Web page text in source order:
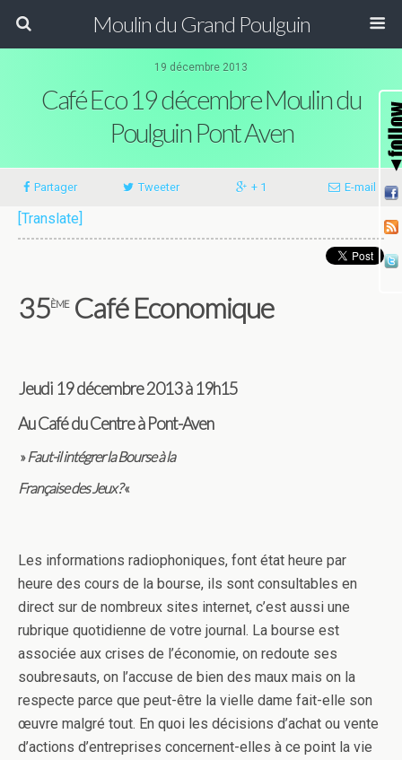
Moulin du Grand Poulguin
19 décembre 2013
Café Eco 19 décembre Moulin du
Poulguin Pont Aven
Partager Tweeter + 1 E-mail
[Translate]
35èmeCafé Economique
Jeudi 19 décembre 2013 à 19h15
Au Café du Centre à Pont-Aven
»Faut-il intégrer la Bourse à la
Française des Jeux ?«
Les informations radiophoniques, font état heure par
heure des cours de la bourse, ils sont consultables en
direct sur de nombreux sites internet, c’est aussi une
rubrique quotidienne de votre journal. La bourse est
associée aux crises de l’économie, on redoute ses
soubresauts, on l’accuse de bien des maux mais on la
respecte parce que peut-être la vielle dame fait-elle son
œuvre malgré tout. En quoi les décisions d’achat ou vente
d’actions d’entreprises concernent-elles à ce point la vie